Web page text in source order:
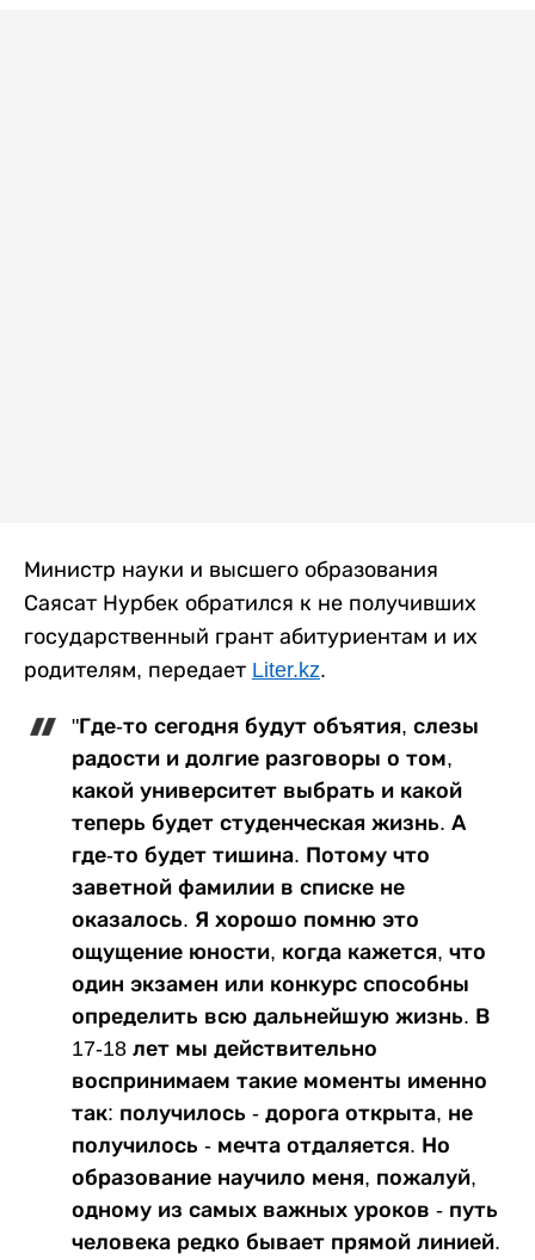
Министр науки и высшего образования
Саясат Нурбек обратился к не получивших
государственный грант абитуриентам и их
родителям, передает Liter.kz.
"Где-то сегодня будут объятия, слезы
радости и долгие разговоры о том,
какой университет выбрать и какой
теперь будет студенческая жизнь. А
где-то будет тишина. Потому что
заветной фамилии в списке не
оказалось. Я хорошо помню это
ощущение юности, когда кажется, что
один экзамен или конкурс способны
определить всю дальнейшую жизнь. В
17-18 лет мы действительно
воспринимаем такие моменты именно
так: получилось - дорога открыта, не
получилось - мечта отдаляется. Но
образование научило меня, пожалуй,
одному из самых важных уроков - путь
человека редко бывает прямой линией.